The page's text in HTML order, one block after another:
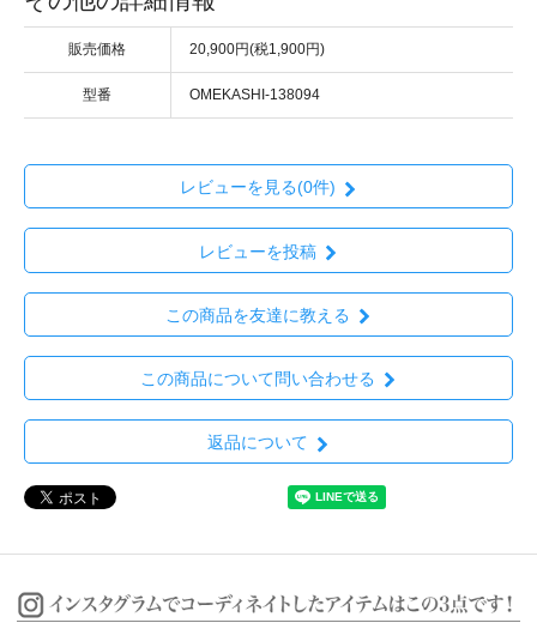
販売価格 20,900円(税1,900円)
型番 OMEKASHI-138094
レビューを見る(0件)
レビューを投稿
この商品を友達に教える
この商品について問い合わせる
返品について